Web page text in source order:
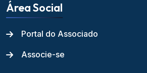
Área Social
Portal do Associado
Associe-se